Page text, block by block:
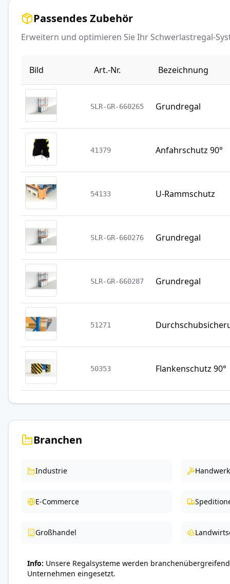
Passendes Zubehör
Erweitern und optimieren Sie Ihr Schwerlastregal-
Bild Art.-Nr. Bezeichnung
SLR-GR-660265 Grundregal
41379 Anfahrschutz 90°
54133 U-Rammschutz
SLR-GR-660276 Grundregal
SLR-GR-660287 Grundregal
51271
50353 Flankenschutz 90°
Branchen
Industrie Handwerk
E-Commerce
Großhandel
Info Unsere Regalsysteme werden
Unternehmen eingesetzt.